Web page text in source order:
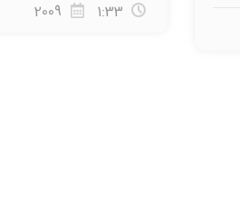
1:33
2009